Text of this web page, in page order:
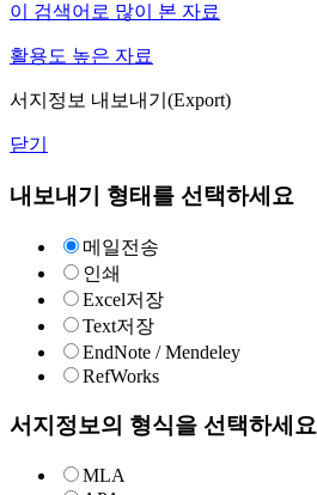
이 검색어로 많이 본 자료
활용도 높은 자료
서지정보 내보내기(Export)
닫기
내보내기 형태를 선택하세요
메일전송
인쇄
Excel저장
Text저장
EndNote / Mendeley
RefWorks
서지정보의 형식을 선택하세요
MLA